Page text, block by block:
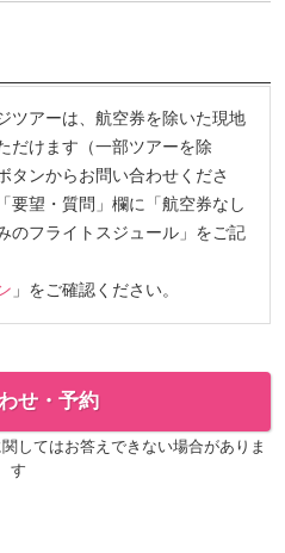
ツアーは、航空券を除いた現地
だけます（一部ツアーを除
タンからお問い合わせくださ
要望・質問」欄に「航空券なし
のフライトスジュール」をご記
」をご確認ください。
せ・予約
してはお答えできない場合がありま
す